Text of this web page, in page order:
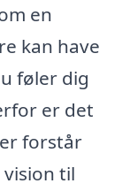
en
kan have
føler dig
er det
forstår
til